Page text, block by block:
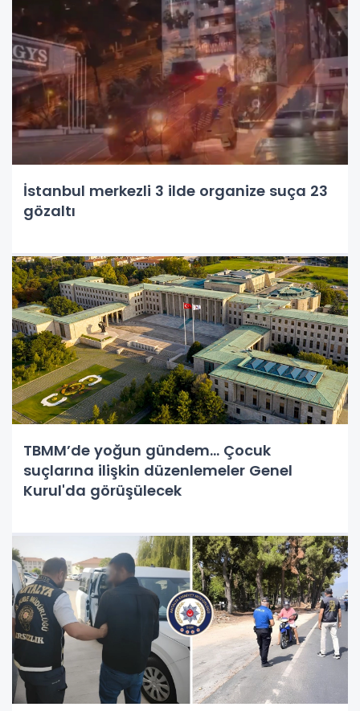
İstanbul merkezli 3 ilde organize suça 23
gözaltı
TBMM’de yoğun gündem... Çocuk
suçlarına ilişkin düzenlemeler Genel
Kurul'da görüşülecek